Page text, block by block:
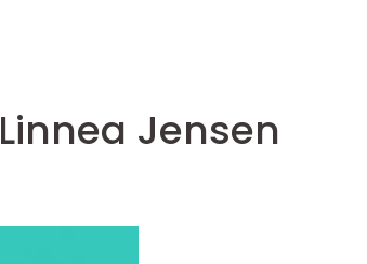
Linnea Jensen